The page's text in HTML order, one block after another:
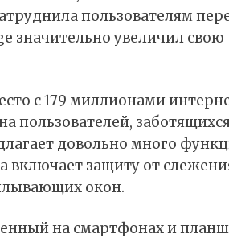
пользователям
значительно увеличил свою
с 179 миллионами
пользователей,
довольно много
защиту от
окон.
на смартфонах и